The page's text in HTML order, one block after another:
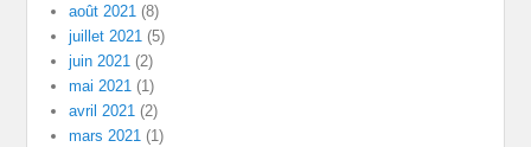
août 2021 (8)
juillet 2021 (5)
juin 2021 (2)
mai 2021 (1)
avril 2021 (2)
mars 2021 (1)